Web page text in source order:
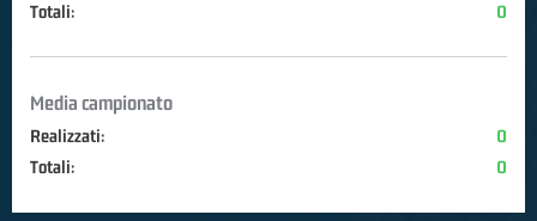
Totali:
0
Media campionato
Realizzati:
0
Totali:
0